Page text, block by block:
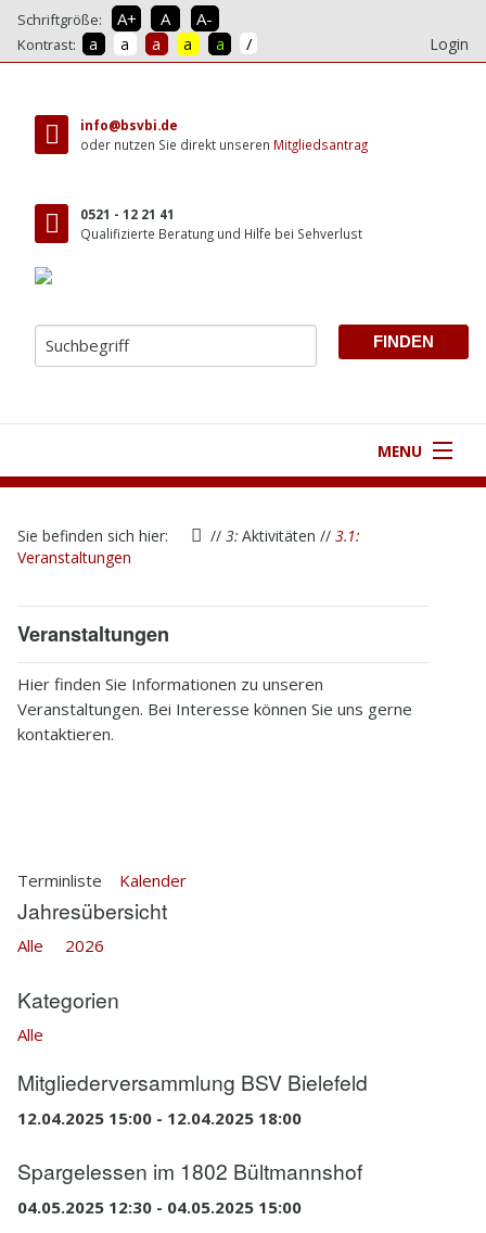
Schriftgröße: A+ A A-
Kontrast: a a a a a / Login
info@bsvbi.de
oder nutzen Sie direkt unseren Mitgliedsantrag
0521 - 12 21 41
Qualifizierte Beratung und Hilfe bei Sehverlust
zum
MENU
2
Verein
3
Aktivitäten
Infothek
Sie befinden sich hier: //3:Aktivitäten //3.1:
Veranstaltungen
Veranstaltungen
Hier finden Sie Informationen zu unseren
Veranstaltungen. Bei Interesse können Sie uns gerne
kontaktieren.
Terminliste Kalender
Jahresübersicht
Alle 2026
Kategorien
Alle
Mitgliederversammlung BSV Bielefeld
12.04.2025 15:00 - 12.04.2025 18:00
Spargelessen im 1802 Bültmannshof
04.05.2025 12:30 - 04.05.2025 15:00